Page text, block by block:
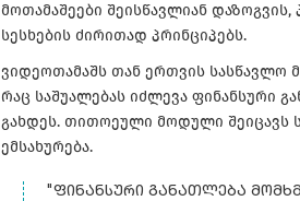
მოთამაშეები შეისწავლიან
სესხების ძირითად პრინციპებს.
ვიდეოთამაშს თან ერთვის სასწავლო
რაც საშუალებას იძლევა ფინანსური
გახდეს. თითოეული მოდული შეიცავს
ემსახურება.
"ᲤᲘᲜᲐᲜᲡᲣᲠᲘ ᲒᲐᲜᲐᲗᲚᲔᲑᲐ